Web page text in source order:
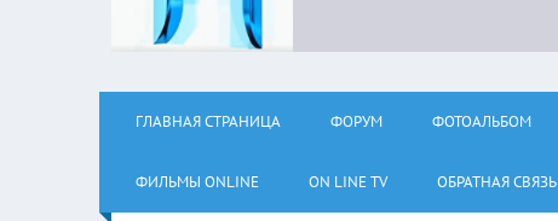
ГЛАВНАЯ СТРАНИЦА ФОРУМ ФОТОАЛЬБОМ
ФИЛЬМЫ ОNLINE ON LINE TV ОБРАТНАЯ СВЯЗЬ